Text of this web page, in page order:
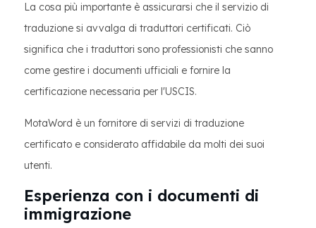
La cosa più importante è assicurarsi che il servizio di
traduzione si avvalga di traduttori certificati. Ciò
significa che i traduttori sono professionisti che sanno
come gestire i documenti ufficiali e fornire la
certificazione necessaria per l'USCIS.
MotaWord è un fornitore di servizi di traduzione
certificato e considerato affidabile da molti dei suoi
utenti.
Esperienza con i documenti di
immigrazione